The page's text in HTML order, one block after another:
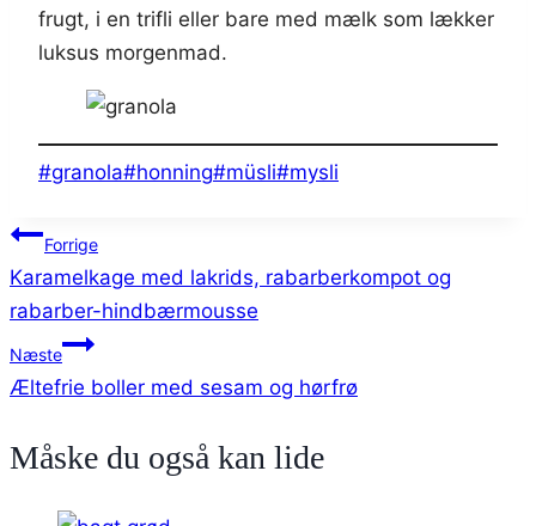
frugt, i en trifli eller bare med mælk som lækker
luksus morgenmad.
Indlæg-
#granola#honning#müsli#mysli
Indlægsnavigation
Forrige
Karamelkage med lakrids, rabarberkompot og
rabarber-hindbærmousse
Næste
Æltefrie boller med sesam og hørfrø
Måske du også kan lide